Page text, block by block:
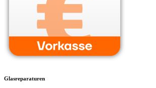
Glasreparaturen